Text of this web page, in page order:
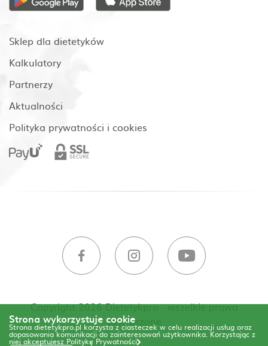
Sklep dla dietetyków
Kalkulatory
Partnerzy
Aktualności
Polityka prywatności i cookies
Copyright 2026 Dietetykpro - wszelkie prawa
zastrzeżone
Strona wykorzystuje cookie
Strona dietetykpro.pl korzysta z ciasteczek w celu realizacji usług oraz
dopasowania komunikacji do zainteresowań użytkownika. Korzystając z
niej akceptujesz Politykę Prywatności